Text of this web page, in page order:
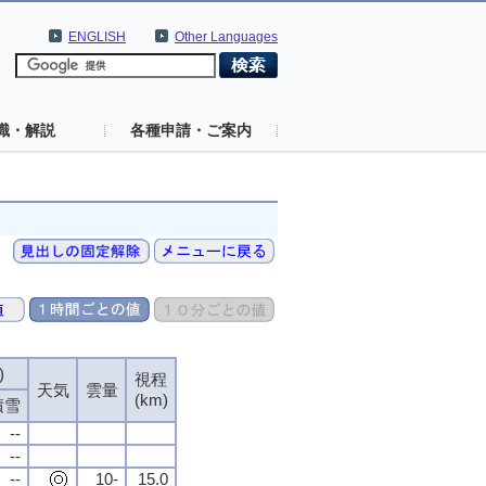
Other Languages
ENGLISH
・解説 各種申請・ご案内
天気
雲量
視程
(km)
雪
--
--
-- 10-
15.0
天気
雲量
視程
(km)
雪
--
--
-- 10-
15.0
天気
雲量
視程
(km)
雪
--
--
-- 10-
15.0
天気
雲量
視程
(km)
雪
--
--
-- 10-
15.0